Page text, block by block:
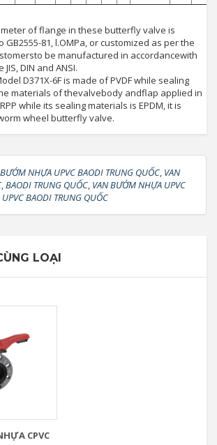
of flange in these butterfly valve is
GB2555-81, l.OMPa, or customized as per the
be manufactured in accordancewith
DIN and ANSI.
D371X-6F is made of PVDF while sealing
materials of thevalvebody andflap applied in
while its sealing materials is EPDM, it is
wheel butterfly valve.
NHỰA UPVC BAODI TRUNG QUỐC, VAN
,BAODI TRUNG QUỐC, VAN BƯỚM NHỰA UPVC
BAODI TRUNG QUỐC
LOẠI
CPVC